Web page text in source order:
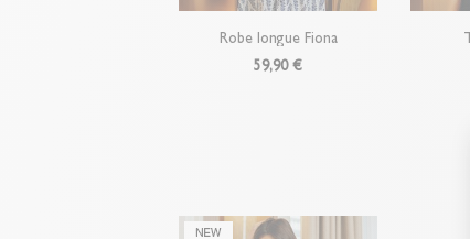
Robe longue Fiona
59,90 €